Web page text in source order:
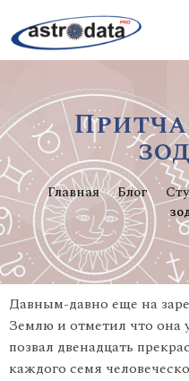
Главная Блог
Давным-давно еще на
Землю и отметил что она
позвал двенадцать
каждого семя